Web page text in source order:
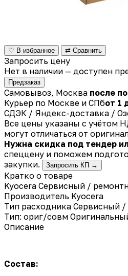
♡ В избранное ⇄ Сравнить
Запросить цену
Нет в наличии — доступен
Предзаказ
Самовывоз, Москва после
Курьер по Москве и СПбот 1
СДЭК / Яндекс-доставка /
Все цены указаны с учётом
могут отличаться от
Нужна скидка под тендер
спеццену и поможем
закупки.
Запросить КП →
Кратко о товаре
Kyocera Сервисный /
Производитель Kyocera
Тип расходника Сервисный /
Тип: ориг/совм
Описание
Состав: